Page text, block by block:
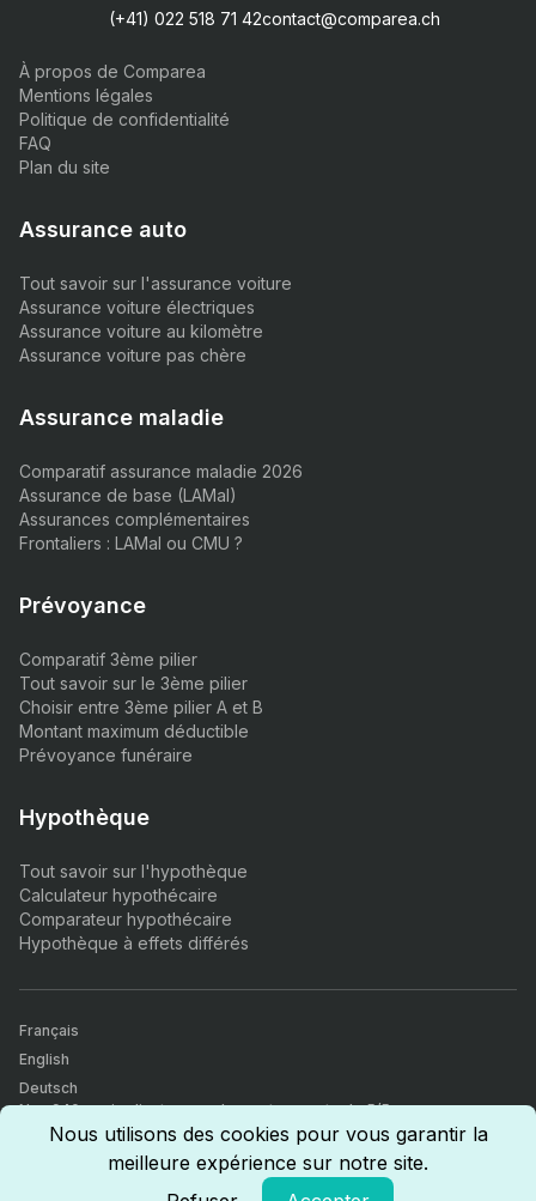
Nous utilisons des cookies pour vous garantir la
meilleure expérience sur notre site.
(+41) 022 518 71 42contact@comparea.ch
À propos de Comparea
Mentions légales
Politique de confidentialité
FAQ
Plan du site
Assurance auto
Tout savoir sur l'assurance voiture
Assurance voiture électriques
Assurance voiture au kilomètre
Assurance voiture pas chère
Assurance maladie
Comparatif assurance maladie 2026
Assurance de base (LAMal)
Assurances complémentaires
Frontaliers : LAMal ou CMU ?
Prévoyance
Comparatif 3ème pilier
Tout savoir sur le 3ème pilier
Choisir entre 3ème pilier A et B
Montant maximum déductible
Prévoyance funéraire
Hypothèque
Tout savoir sur l'hypothèque
Calculateur hypothécaire
Comparateur hypothécaire
Hypothèque à effets différés
Nos 940+ avis clients nous donnent une note de 5/5.
Comparateur d’assurances, finance & immobilier. Tous nos agents
sont certifiés par l'autorité fédérale de surveillance des marchés
financiers (FINMA), sont certifiés CICERO (Certified insurance
competence) et ont reçus le diplôme d'intermédiaire d'assurance
Français
English
Deutsch